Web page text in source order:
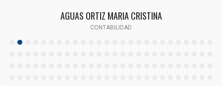
AGUAS ORTIZ MARIA CRISTINA
CONTABILIDAD